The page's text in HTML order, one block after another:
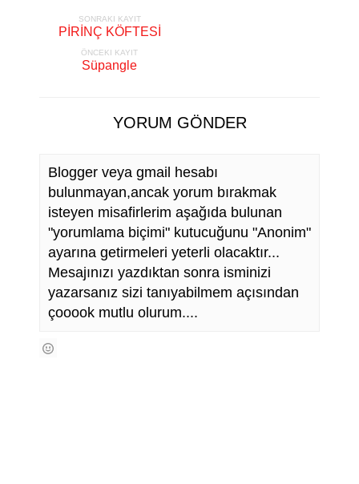
SONRAKI KAYIT
PİRİNÇ KÖFTESİ
ÖNCEKI KAYIT
Süpangle
YORUM GÖNDER
Blogger veya gmail hesabı
bulunmayan,ancak yorum bırakmak
isteyen misafirlerim aşağıda bulunan
"yorumlama biçimi" kutucuğunu "Anonim"
ayarına getirmeleri yeterli olacaktır...
Mesajınızı yazdıktan sonra isminizi
yazarsanız sizi tanıyabilmem açısından
çooook mutlu olurum....